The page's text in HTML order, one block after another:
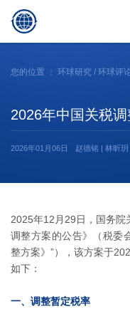
您的位置 ： 环球研究 / 环球评
2026年中国关税
2026年01月06日 赵德铭 | 林昕玥
2025年12月29日，国务院
调整方案的公告》（税委
整方案》”），该方案于
如下：
一、调整暂定税率